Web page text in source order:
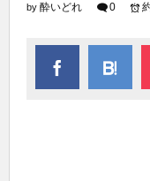
by 酔いどれ 0